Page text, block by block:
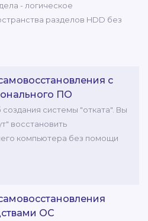
- логическое
разделов HDD без
с
ПО
системы "отката". Вы
восстановить
компьютера без помощи
ОС